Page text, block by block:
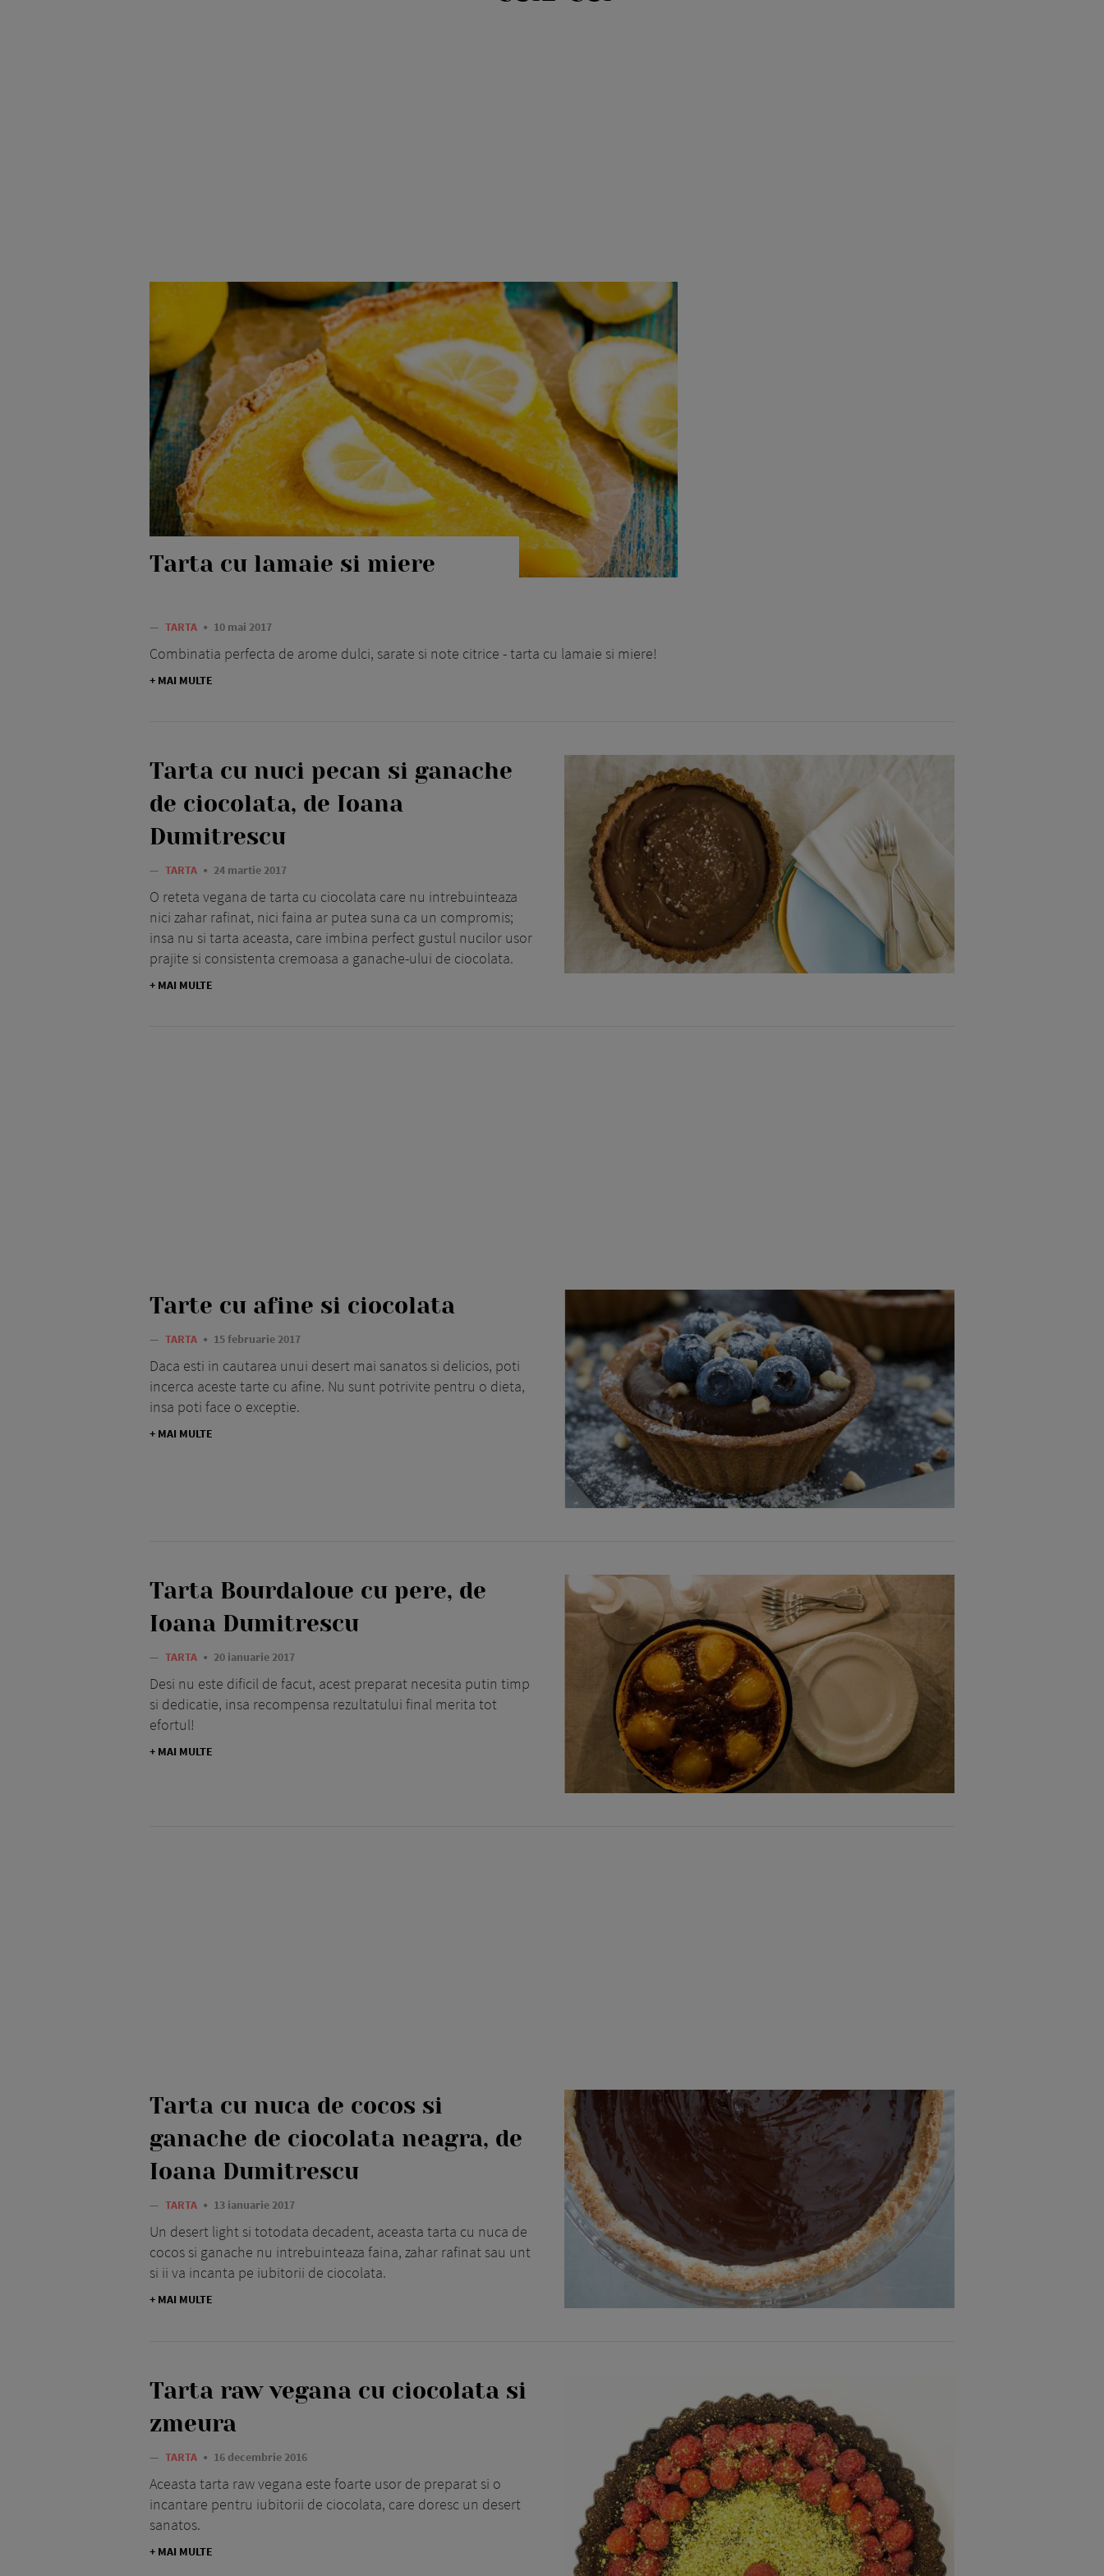
Tarta cu lamaie si miere
— TARTA 10 mai 2017
Combinatia perfecta de arome dulci, sarate si note citrice - tarta cu lamaie si miere!
+ MAI MULTE
Tarta cu nuci pecan si ganache
de ciocolata, de Ioana
Dumitrescu
— TARTA 24 martie 2017
O reteta vegana de tarta cu ciocolata care nu intrebuinteaza
nici zahar rafinat, nici faina ar putea suna ca un compromis;
insa nu si tarta aceasta, care imbina perfect gustul nucilor usor
prajite si consistenta cremoasa a ganache-ului de ciocolata.
+ MAI MULTE
Tarte cu afine si ciocolata
— TARTA 15 februarie 2017
Daca esti in cautarea unui desert mai sanatos si delicios, poti
incerca aceste tarte cu afine. Nu sunt potrivite pentru o dieta,
insa poti face o exceptie.
+ MAI MULTE
Tarta Bourdaloue cu pere, de
Ioana Dumitrescu
— TARTA 20 ianuarie 2017
Desi nu este dificil de facut, acest preparat necesita putin timp
si dedicatie, insa recompensa rezultatului final merita tot
efortul!
+ MAI MULTE
Tarta cu nuca de cocos si
ganache de ciocolata neagra, de
Ioana Dumitrescu
— TARTA 13 ianuarie 2017
Un desert light si totodata decadent, aceasta tarta cu nuca de
cocos si ganache nu intrebuinteaza faina, zahar rafinat sau unt
si ii va incanta pe iubitorii de ciocolata.
+ MAI MULTE
Tarta raw vegana cu ciocolata si
zmeura
— TARTA 16 decembrie 2016
Aceasta tarta raw vegana este foarte usor de preparat si o
incantare pentru iubitorii de ciocolata, care doresc un desert
sanatos.
+ MAI MULTE